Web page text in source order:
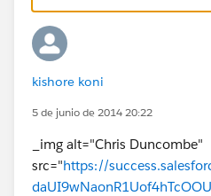
actions within the brackets.
acc_list, then the code will
account.
kishore koni
5 de junio de 2014 20:22
_img alt="Chris Duncombe"
src="https://